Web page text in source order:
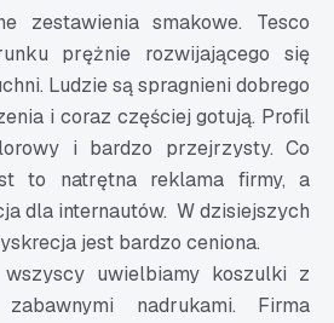
zestawienia smakowe. Tesco
prężnie rozwijającego się
Ludzie są spragnieni dobrego
i coraz częściej gotują. Profil
i bardzo przejrzysty. Co
to natrętna reklama firmy, a
dla internautów. W dzisiejszych
jest bardzo ceniona.
uwielbiamy koszulki z
nadrukami. Firma